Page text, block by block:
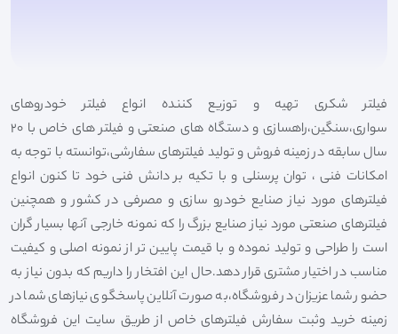
فیلتر شکری تهیه و توزیع کننده انواع فیلتر خودروهای
سواری،سنگین،راهسازی و دستگاه های صنعتی و فیلتر های خاص با 20
سال سابقه در زمینه فروش و تولید فیلترهای سفارشی،توانسته با توجه به
امکانات فنی ، توان پرسنلی و با تکیه بر دانش فنی خود تا کنون انواع
فیلترهای مورد نیاز صنایع خودرو سازی و مصرفی در کشور و همچنین
فیلترهای صنعتی مورد نیاز صنایع بزرگ را که نمونه خارجی آنها بسیار گران
است را طراحی و تولید نموده و با قیمت پایین تر از نمونه اصلی و کیفیت
مناسب در اختیار مشتری قرار دهد.حال این افتخار را داریم که بدون نیاز به
حضور شما عزیزان در فروشگاه،به صورت آنلاین پاسخگوی نیازهای شما در
زمینه خرید وثبت سفارش فیلترهای خاص از طریق سایت این فروشگاه